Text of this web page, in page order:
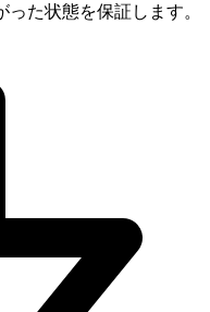
た状態を保証します。